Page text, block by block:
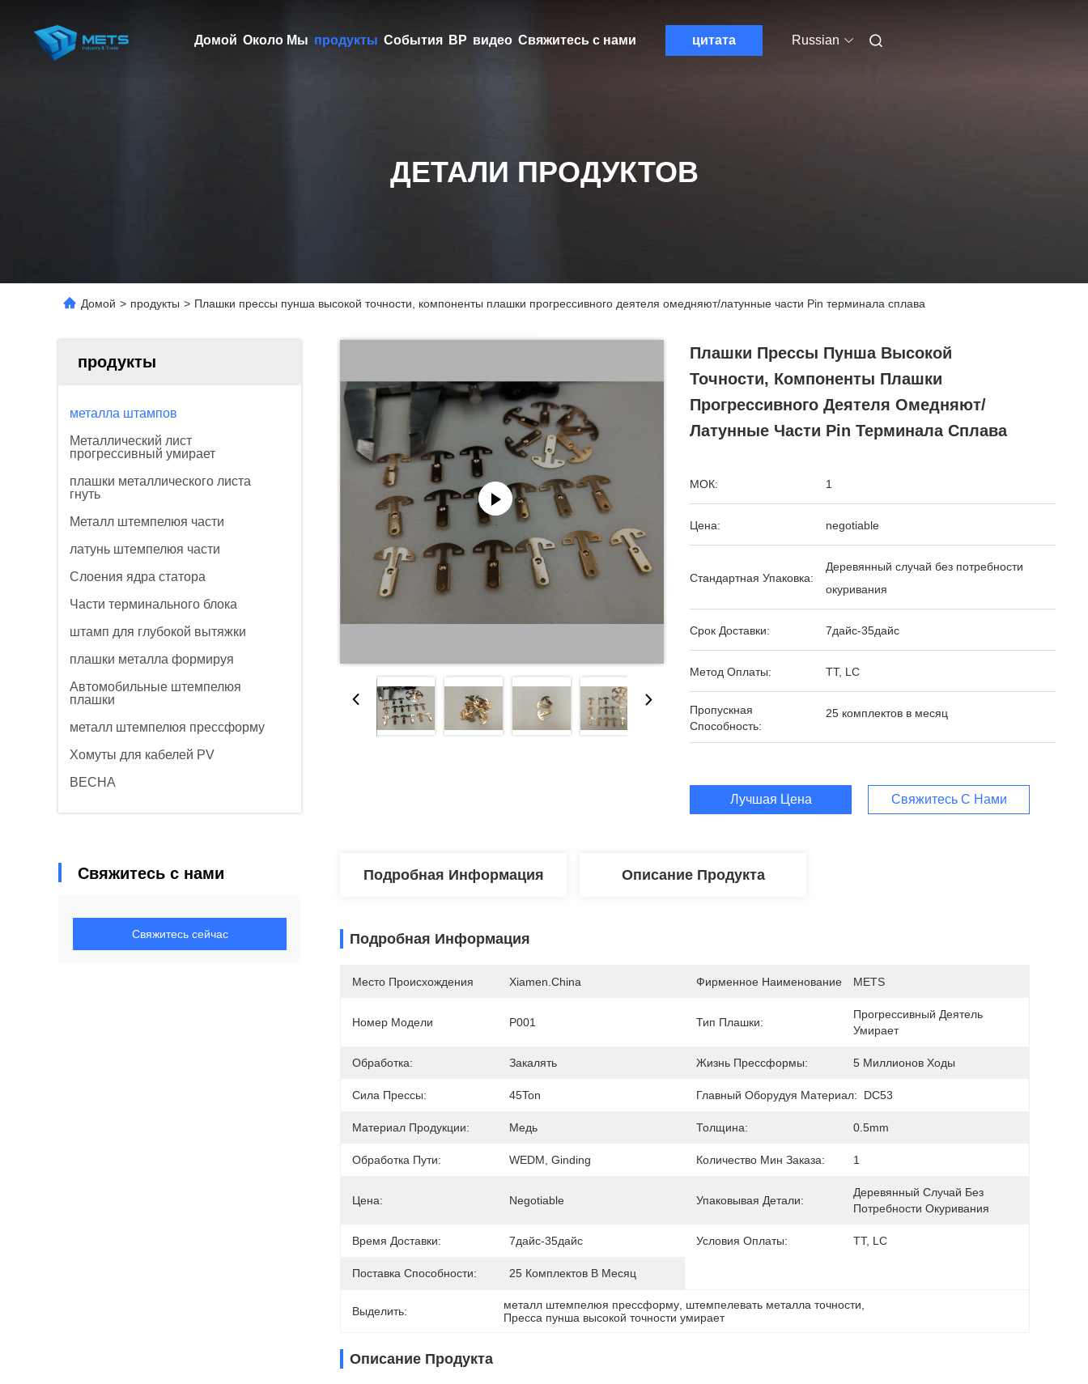
Домой Около Мы продукты События ВР видео Свяжитесь с нами цитата Russian
ДЕТАЛИ ПРОДУКТОВ
Домой > продукты > Плашки прессы пунша высокой точности, компоненты плашки прогрессивного деятеля омедняют/латунные части Pin терминала сплава
продукты
металла штампов
Металлический лист
прогрессивный умирает
плашки металлического листа
гнуть
Металл штемпелюя части
латунь штемпелюя части
Слоения ядра статора
Части терминального блока
штамп для глубокой вытяжки
плашки металла формируя
Автомобильные штемпелюя
плашки
металл штемпелюя прессформу
Хомуты для кабелей PV
ВЕСНА
Свяжитесь с нами
Свяжитесь сейчас
Плашки Прессы Пунша Высокой
Точности, Компоненты Плашки
Прогрессивного Деятеля Омедняют/
Латунные Части Pin Терминала Сплава
МОК: 1
Цена: negotiable
Стандартная Упаковка:
Деревянный случай без потребности
окуривания
Срок Доставки: 7дайс-35дайс
Метод Оплаты: TT, LC
Пропускная
Способность:
25 комплектов в месяц
Лучшая Цена Свяжитесь С Нами
Подробная Информация Описание Продукта
Подробная Информация
Место Происхождения Xiamen.China Фирменное Наименование METS
Номер Модели P001 Тип Плашки:
Прогрессивный Деятель
Умирает
Обработка: Закалять Жизнь Прессформы: 5 Миллионов Ходы
Сила Прессы: 45Ton Главный Оборудуя Материал: DC53
Материал Продукции: Медь Толщина: 0.5mm
Обработка Пути: WEDM, Ginding Количество Мин Заказа: 1
Цена: Negotiable Упаковывая Детали:
Деревянный Случай Без
Потребности Окуривания
Время Доставки: 7дайс-35дайс Условия Оплаты: TT, LC
Поставка Способности: 25 Комплектов В Месяц
Выделить: металл штемпелюя прессформу штемпелевать металла точности
Пресса пунша высокой точности умирает
Описание Продукта